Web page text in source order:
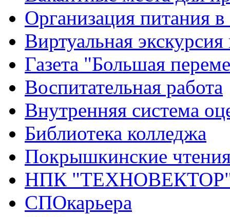
Организация питания в
Виртуальная
Газета "Большая
Воспитательная работа
Внутренняя система
Библиотека колледжа
Покрышкинские
НПК
СПОкарьера